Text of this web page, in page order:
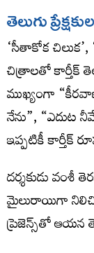
తెలుగు
‘సీతాకోక చిలుక’,
చిత్రాలతో కార్తీక్
ముఖ్యంగా
నేను”, “ఎదుట
ఇప్పటికీ కార్తీక్
దర్శకుడు వంశీ
మైలురాయిగా
ప్రెజెన్స్‌తో ఆయన